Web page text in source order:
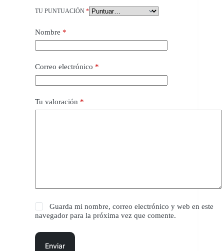
TU PUNTUACIÓN *
Nombre *
Correo electrónico *
Tu valoración *
Guarda mi nombre, correo electrónico y web en este
navegador para la próxima vez que comente.
Enviar